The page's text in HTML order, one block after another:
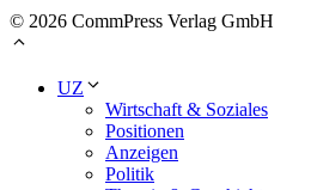
© 2026 CommPress Verlag GmbH
UZ
Wirtschaft & Soziales
Positionen
Anzeigen
Politik